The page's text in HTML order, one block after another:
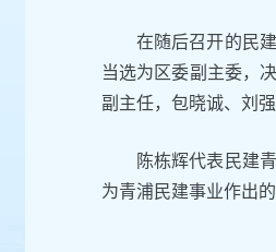
在随后召开的民
当选为区委副主委，
副主任，包晓诚、刘
陈栋辉代表民建
为青浦民建事业作出